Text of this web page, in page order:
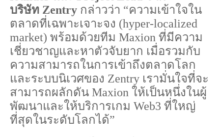
บริษัท Zentry กล่าวว่า “ความเข้าใจใน
ตลาดที่เฉพาะเจาะจง (hyper-localized
market) พร้อมด้วยทีม Maxion ที่มีความ
เชี่ยวชาญและหาตัวจับยาก เมื่อรวมกับ
ความสามารถในการเข้าถึงตลาดโลก
และระบบนิเวศของ Zentry เรามั่นใจที่จะ
สามารถผลักดัน Maxion ให้เป็นหนึ่งในผู้
พัฒนาและให้บริการเกม Web3 ที่ใหญ่
ที่สุดในระดับโลกได้”